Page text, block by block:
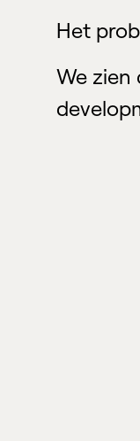
Het
We